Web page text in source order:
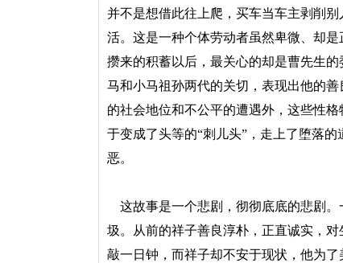
并不是想借此往上爬，买车当车主剥削
活。这是一种个体劳动者虽然卑微、却
攒来的积蓄以后，最关心的却是曹先生
马和小马祖孙两代的关切，表现出他的
的社会地位和不公平的遭遇外，这些性
于变成了头等的“刺儿头”，走上了堕落
恶。
这故事是一个悲剧，彻彻底底的悲剧。
圾。从前的祥子善良淳朴，正直诚实，
敲一日钟，而祥子却不安于现状，他为